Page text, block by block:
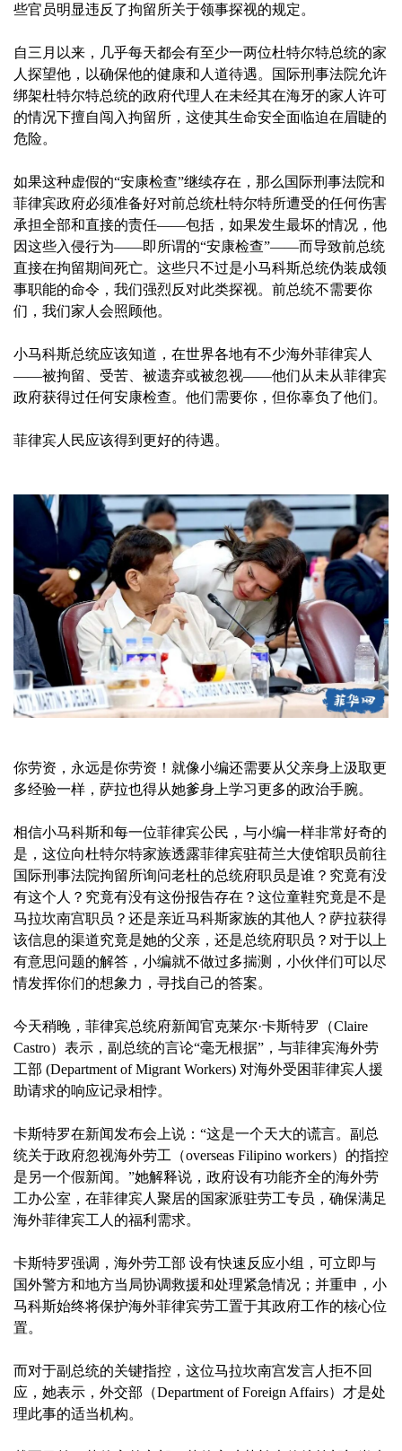
些官员明显违反了拘留所关于领事探视的规定。
自三月以来，几乎每天都会有至少一两位杜特尔特总统的家
人探望他，以确保他的健康和人道待遇。国际刑事法院允许
绑架杜特尔特总统的政府代理人在未经其在海牙的家人许可
的情况下擅自闯入拘留所，这使其生命安全面临迫在眉睫的
危险。
如果这种虚假的“安康检查”继续存在，那么国际刑事法院和
菲律宾政府必须准备好对前总统杜特尔特所遭受的任何伤害
承担全部和直接的责任——包括，如果发生最坏的情况，他
因这些入侵行为——即所谓的“安康检查”——而导致前总统
直接在拘留期间死亡。这些只不过是小马科斯总统伪装成领
事职能的命令，我们强烈反对此类探视。前总统不需要你
们，我们家人会照顾他。
小马科斯总统应该知道，在世界各地有不少海外菲律宾人
——被拘留、受苦、被遗弃或被忽视——他们从未从菲律宾
政府获得过任何安康检查。他们需要你，但你辜负了他们。
菲律宾人民应该得到更好的待遇。
你劳资，永远是你劳资！就像小编还需要从父亲身上汲取更
多经验一样，萨拉也得从她爹身上学习更多的政治手腕。
相信小马科斯和每一位菲律宾公民，与小编一样非常好奇的
是，这位向杜特尔特家族透露菲律宾驻荷兰大使馆职员前往
国际刑事法院拘留所询问老杜的总统府职员是谁？究竟有没
有这个人？究竟有没有这份报告存在？这位童鞋究竟是不是
马拉坎南宫职员？还是亲近马科斯家族的其他人？萨拉获得
该信息的渠道究竟是她的父亲，还是总统府职员？对于以上
有意思问题的解答，小编就不做过多揣测，小伙伴们可以尽
情发挥你们的想象力，寻找自己的答案。
今天稍晚，菲律宾总统府新闻官克莱尔·卡斯特罗（Claire
Castro）表示，副总统的言论“毫无根据”，与菲律宾海外劳
工部 (Department of Migrant Workers) 对海外受困菲律宾人援
助请求的响应记录相悖。
卡斯特罗在新闻发布会上说：“这是一个天大的谎言。副总
统关于政府忽视海外劳工（overseas Filipino workers）的指控
是另一个假新闻。”她解释说，政府设有功能齐全的海外劳
工办公室，在菲律宾人聚居的国家派驻劳工专员，确保满足
海外菲律宾工人的福利需求。
卡斯特罗强调，海外劳工部 设有快速反应小组，可立即与
国外警方和地方当局协调救援和处理紧急情况；并重申，小
马科斯始终将保护海外菲律宾劳工置于其政府工作的核心位
置。
而对于副总统的关键指控，这位马拉坎南宫发言人拒不回
应，她表示，外交部（Department of Foreign Affairs）才是处
理此事的适当机构。